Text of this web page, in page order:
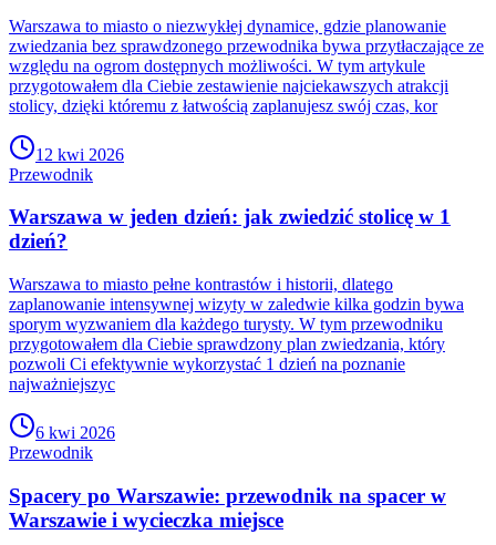
Warszawa to miasto o niezwykłej dynamice, gdzie planowanie
zwiedzania bez sprawdzonego przewodnika bywa przytłaczające ze
względu na ogrom dostępnych możliwości. W tym artykule
przygotowałem dla Ciebie zestawienie najciekawszych atrakcji
stolicy, dzięki któremu z łatwością zaplanujesz swój czas, kor
12 kwi 2026
Przewodnik
Warszawa w jeden dzień: jak zwiedzić stolicę w 1
dzień?
Warszawa to miasto pełne kontrastów i historii, dlatego
zaplanowanie intensywnej wizyty w zaledwie kilka godzin bywa
sporym wyzwaniem dla każdego turysty. W tym przewodniku
przygotowałem dla Ciebie sprawdzony plan zwiedzania, który
pozwoli Ci efektywnie wykorzystać 1 dzień na poznanie
najważniejszyc
6 kwi 2026
Przewodnik
Spacery po Warszawie: przewodnik na spacer w
Warszawie i wycieczka miejsce